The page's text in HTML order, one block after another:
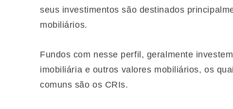
seus investimentos são destinados
mobiliários.
Fundos com nesse perfil, geralmente
imobiliária e outros valores mobiliários, os
comuns são os CRIs.